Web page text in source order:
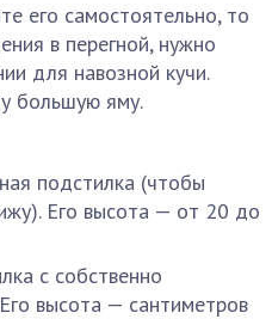
его самостоятельно, то
в перегной, нужно
для навозной кучи.
большую яму.
подстилка (чтобы
Его высота — от 20 до
с собственно
высота — сантиметров